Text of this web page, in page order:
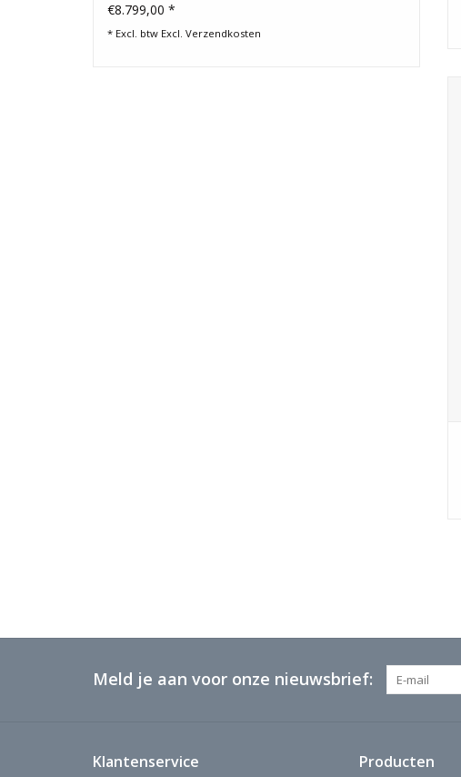
€8.799,00 *
* Excl. btw Excl. Verzendkosten
Meld je aan voor onze nieuwsbrief:
Klantenservice Producten